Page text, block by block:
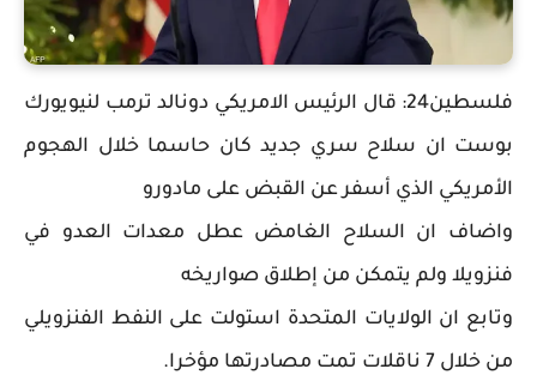
فلسطين24: قال الرئيس الامريكي دونالد ترمب لنيويورك
بوست ان سلاح سري جديد كان حاسما خلال الهجوم
الأمريكي الذي أسفر عن القبض على مادورو
واضاف ان السلاح الغامض عطل معدات العدو في
فنزويلا ولم يتمكن من إطلاق صواريخه
وتابع ان الولايات المتحدة استولت على النفط الفنزويلي
من خلال 7 ناقلات تمت مصادرتها مؤخرا.